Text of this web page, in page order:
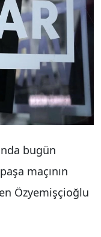
bugün
maçının
Özyemişçioğlu